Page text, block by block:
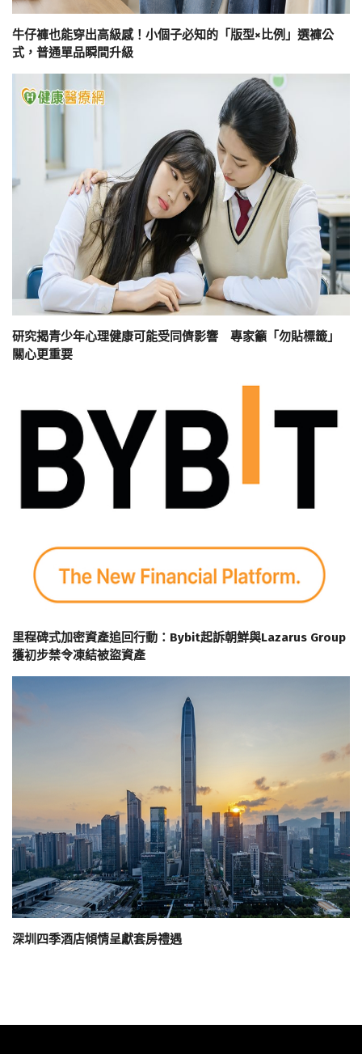
牛仔褲也能穿出高級感！小個子必知的「版型×比例」選褲公
式，普通單品瞬間升級
研究揭青少年心理健康可能受同儕影響 專家籲「勿貼標籤」
關心更重要
里程碑式加密資產追回行動：Bybit起訴朝鮮與Lazarus Group
獲初步禁令凍結被盜資產
深圳四季酒店傾情呈獻套房禮遇